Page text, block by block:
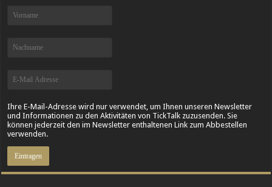
Ihre E-Mail-Adresse wird nur verwendet, um Ihnen unseren Newsletter
und Informationen zu den Aktivitäten von TickTalk zuzusenden. Sie
können jederzeit den im Newsletter enthaltenen Link zum Abbestellen
verwenden.